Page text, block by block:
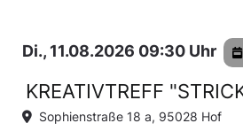
Di., 11.08.2026 09:30 Uhr
KREATIVTREFF
Sophienstraße 18 a, 95028 Hof